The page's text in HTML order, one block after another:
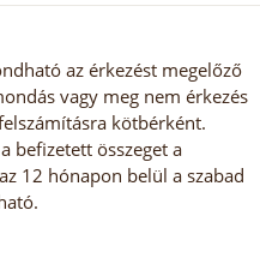
az érkezést megelőző
vagy meg nem érkezés
kötbérként.
befizetett összeget a
12 hónapon belül a szabad